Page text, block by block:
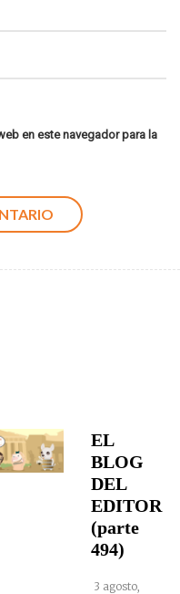
en este navegador para la
EL
BLOG
DEL
EDITOR
(parte
494)
3 agosto,